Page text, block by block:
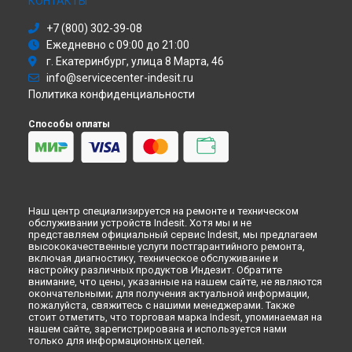
Ремонт посудомоечной машины DISR 16M19 A EU Indesit в
Иркутске
Ремонт посудомоечной машины DISR 16M19 A EU Indesit в
Самаре
Ремонт посудомоечной машины DISR 16M19 A EU Indesit в
Ремонт посудомоечной машины DISR 16M19 A EU Indesit в
Красноярске
Ремонт посудомоечной машины DISR 16M19 A EU Indesit в
Ремонт посудомоечной машины DISR 16M19 A EU Indesit в
Кирове
Ремонт посудомоечной машины DISR 16M19 A EU Indesit в
Оренбурге
Ремонт посудомоечной машины DISR 16M19 A EU Indesit в
Кемерово
Ремонт посудомоечной машины DISR 16M19 A EU Indesit в
Новокузнецке
Ремонт посудомоечной машины DISR 16M19 A EU Indesit в
+7 (800) 302-39-08
Ежедневно с 09:00 до 21:00
г. Екатеринбург, улица 8 Марта, 46
info@servicecenter-indesit.ru
Политика конфиденциальности
Способы оплаты
Наш центр специализируется на ремонте и техническом
обслуживании устройств Indesit. Хотя мы и не
представляем официальный сервис Indesit, мы предлагаем
высококачественные услуги постгарантийного ремонта,
включая диагностику, техническое обслуживание и
настройку различных продуктов Индезит. Обратите
внимание, что цены, указанные на нашем сайте, не являются
окончательными; для получения актуальной информации,
пожалуйста, свяжитесь с нашими менеджерами. Также
стоит отметить, что торговая марка Indesit, упоминаемая на
нашем сайте, зарегистрирована и используется нами
только для информационных целей.